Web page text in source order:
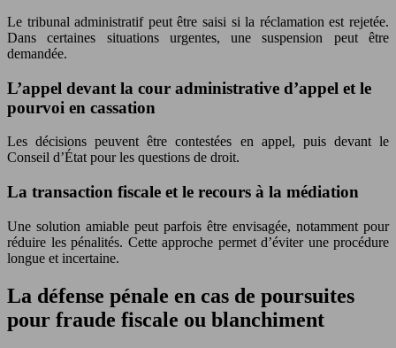
Le tribunal administratif peut être saisi si la réclamation est rejetée.
Dans certaines situations urgentes, une suspension peut être
demandée.
L’appel devant la cour administrative d’appel et le
pourvoi en cassation
Les décisions peuvent être contestées en appel, puis devant le
Conseil d’État pour les questions de droit.
La transaction fiscale et le recours à la médiation
Une solution amiable peut parfois être envisagée, notamment pour
réduire les pénalités. Cette approche permet d’éviter une procédure
longue et incertaine.
La défense pénale en cas de poursuites
pour fraude fiscale ou blanchiment